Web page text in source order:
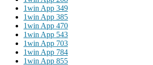
1win App 349
1win App 385
1win App 470
1win App 543
1win App 703
1win App 784
1win App 855